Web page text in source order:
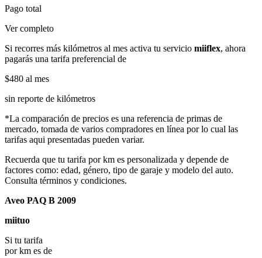
Pago total
Ver completo
Si recorres más kilómetros al mes activa tu servicio miiflex, ahora
pagarás una tarifa preferencial de
$480 al mes
sin reporte de kilómetros
*La comparación de precios es una referencia de primas de
mercado, tomada de varios compradores en línea por lo cual las
tarifas aqui presentadas pueden variar.
Recuerda que tu tarifa por km es personalizada y depende de
factores como: edad, género, tipo de garaje y modelo del auto.
Consulta términos y condiciones.
Aveo PAQ B 2009
miituo
Si tu tarifa
por km es de